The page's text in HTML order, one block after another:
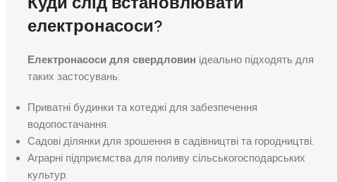
електронасоси?
Електронасоси для свердловин ідеально підходять для
таких застосувань:
Приватні будинки та котеджі для забезпечення
водопостачання.
Садові ділянки для зрошення в садівництві та городництві.
Аграрні підприємства для поливу сільськогосподарських
культур.